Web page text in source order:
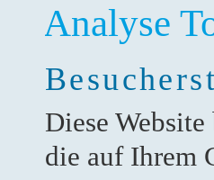
Analyse
Diese
die auf Ihrem